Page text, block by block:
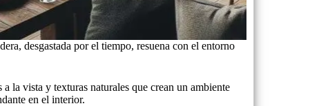
desgastada por el tiempo, resuena con el entorno
la vista y texturas naturales que crean un ambiente
en el interior.